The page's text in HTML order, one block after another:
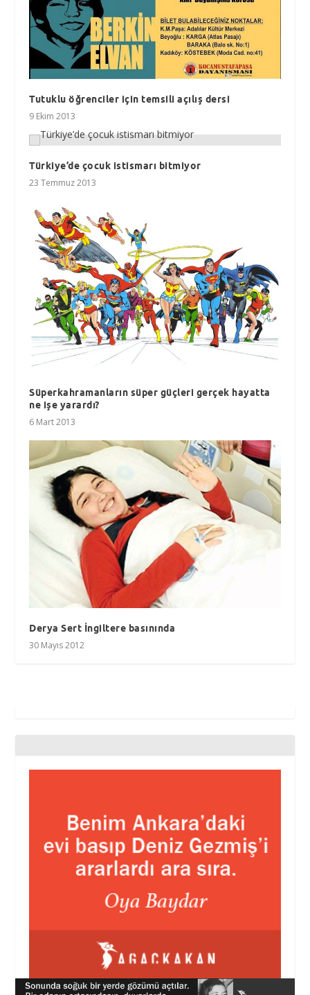
Tutuklu öğrenciler için temsili açılış dersi
9 Ekim 2013
Türkiye’de çocuk istismarı bitmiyor
23 Temmuz 2013
Süperkahramanların süper güçleri gerçek hayatta
ne işe yarardı?
6 Mart 2013
Derya Sert İngiltere basınında
30 Mayıs 2012